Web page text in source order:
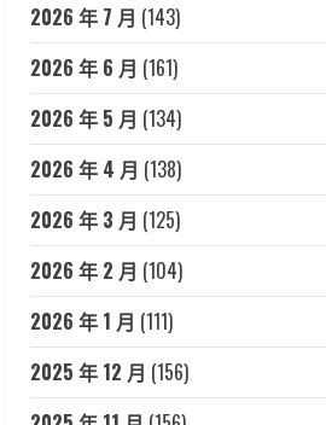
2026 年 7 月 (143)
2026 年 6 月 (161)
2026 年 5 月 (134)
2026 年 4 月 (138)
2026 年 3 月 (125)
2026 年 2 月 (104)
2026 年 1 月 (111)
2025 年 12 月 (156)